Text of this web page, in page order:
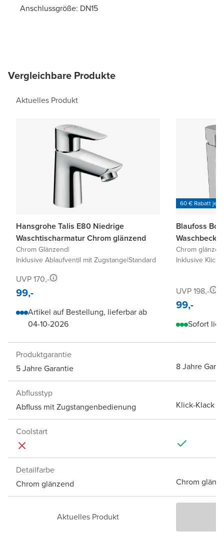
Anschlussgröße: DN15
Vergleichbare Produkte
Aktuelles Produkt
Hansgrohe Talis E80 Niedrige
Waschtischarmatur Chrom glänzend
Chrom Glänzend|
Inklusive Ablaufventil mit Zugstange|Standard
UVP 170,-
99,-
Artikel auf Bestellung, lieferbar ab
04-10-2026
60 € Rabatt je
Blaufoss
Chrom
Inklusive
UVP 198,-
99,-
Sofort
Produktgarantie
5 Jahre Garantie
8 Jahre
Abflusstyp
Abfluss mit Zugstangenbedienung
Klick-Klack
Coolstart
Detailfarbe
Chrom glänzend
Chrom
Aktuelles Produkt